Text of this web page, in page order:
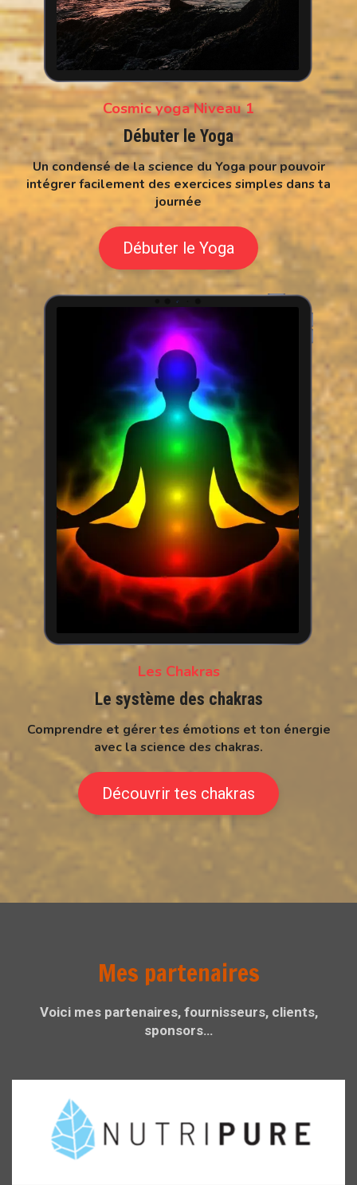
Cosmic yoga Niveau 1
Débuter le Yoga
Un condensé de la science du Yoga pour pouvoir
intégrer facilement des exercices simples dans ta
journée
Débuter le Yoga
Les Chakras
Le système des chakras
Comprendre et gérer tes émotions et ton énergie
avec la science des chakras.
Découvrir tes chakras
Mes partenaires
Voici mes partenaires, fournisseurs, clients,
sponsors…